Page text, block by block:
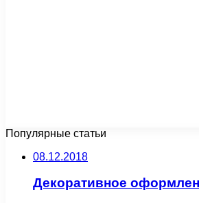
Популярные статьи
08.12.2018
Декоративное